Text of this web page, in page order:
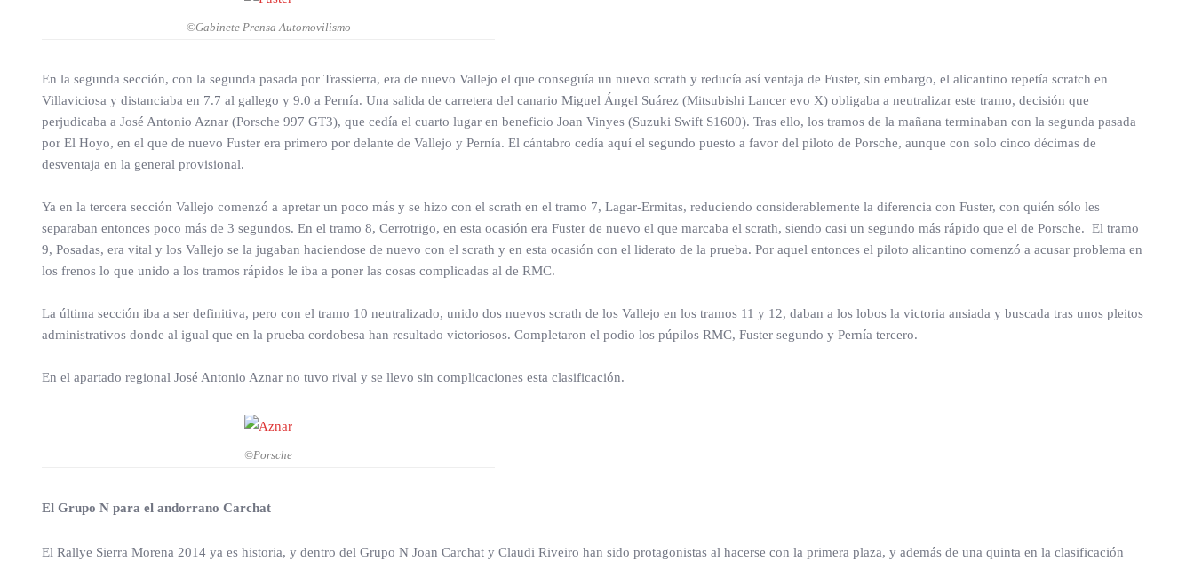
©Gabinete Prensa Automovilismo
En la segunda sección, con la segunda pasada por Trassierra, era de nuevo Vallejo el que conseguía un nuevo scrath y reducía así ventaja de Fuster, sin embargo, el alicantino repetía scratch en
Villaviciosa y distanciaba en 7.7 al gallego y 9.0 a Pernía. Una salida de carretera del canario Miguel Ángel Suárez (Mitsubishi Lancer evo X) obligaba a neutralizar este tramo, decisión que
perjudicaba a José Antonio Aznar (Porsche 997 GT3), que cedía el cuarto lugar en beneficio Joan Vinyes (Suzuki Swift S1600). Tras ello, los tramos de la mañana terminaban con la segunda pasada
por El Hoyo, en el que de nuevo Fuster era primero por delante de Vallejo y Pernía. El cántabro cedía aquí el segundo puesto a favor del piloto de Porsche, aunque con solo cinco décimas de
desventaja en la general provisional.
Ya en la tercera sección Vallejo comenzó a apretar un poco más y se hizo con el scrath en el tramo 7, Lagar-Ermitas, reduciendo considerablemente la diferencia con Fuster, con quién sólo les
separaban entonces poco más de 3 segundos. En el tramo 8, Cerrotrigo, en esta ocasión era Fuster de nuevo el que marcaba el scrath, siendo casi un segundo más rápido que el de Porsche. El tramo
9, Posadas, era vital y los Vallejo se la jugaban haciendose de nuevo con el scrath y en esta ocasión con el liderato de la prueba. Por aquel entonces el piloto alicantino comenzó a acusar problema en
los frenos lo que unido a los tramos rápidos le iba a poner las cosas complicadas al de RMC.
La última sección iba a ser definitiva, pero con el tramo 10 neutralizado, unido dos nuevos scrath de los Vallejo en los tramos 11 y 12, daban a los lobos la victoria ansiada y buscada tras unos pleitos
administrativos donde al igual que en la prueba cordobesa han resultado victoriosos. Completaron el podio los púpilos RMC, Fuster segundo y Pernía tercero.
En el apartado regional José Antonio Aznar no tuvo rival y se llevo sin complicaciones esta clasificación.
©Porsche
El Grupo N para el andorrano Carchat
El Rallye Sierra Morena 2014 ya es historia, y dentro del Grupo N Joan Carchat y Claudi Riveiro han sido protagonistas al hacerse con la primera plaza, y además de una quinta en la clasificación